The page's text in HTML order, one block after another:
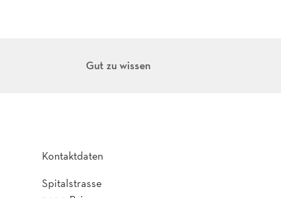
Gut zu wissen
Kontaktdaten
Spitalstrasse